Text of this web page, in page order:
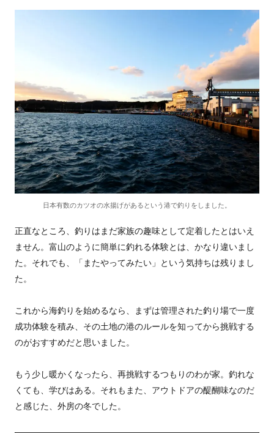
日本有数のカツオの水揚げがあるという港で釣りをしました。
正直なところ、釣りはまだ家族の趣味として定着したとはいえ
ません。富山のように簡単に釣れる体験とは、かなり違いまし
た。それでも、「またやってみたい」という気持ちは残りまし
た。
これから海釣りを始めるなら、まずは管理された釣り場で一度
成功体験を積み、その土地の港のルールを知ってから挑戦する
のがおすすめだと思いました。
もう少し暖かくなったら、再挑戦するつもりのわが家。釣れな
くても、学びはある。それもまた、アウトドアの醍醐味なのだ
と感じた、外房の冬でした。